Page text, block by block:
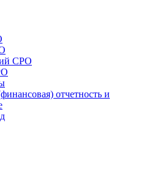
СРО
отчетность и